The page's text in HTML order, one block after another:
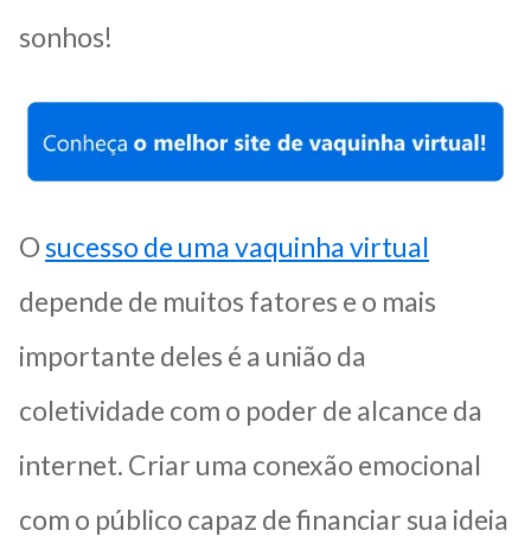
sonhos!
Osucesso de uma vaquinha virtual
depende de muitos fatores e o mais
importante deles é a união da
coletividade com o poder de alcance da
internet. Criar uma conexão emocional
com o público capaz de financiar sua ideia